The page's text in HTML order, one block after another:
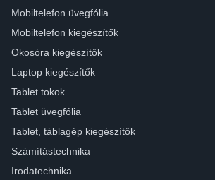
Mobiltelefon üvegfólia
Mobiltelefon kiegészítők
Okosóra kiegészítők
Laptop kiegészítők
Tablet tokok
Tablet üvegfólia
Tablet, táblagép kiegészítők
Számítástechnika
Irodatechnika